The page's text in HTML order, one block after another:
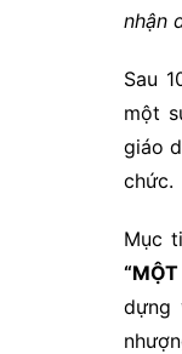
nhận
Sau
một
giáo
chức.
Mục
“MỘT
dựng